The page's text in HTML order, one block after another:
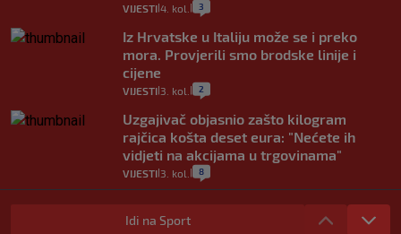
VIJESTI 4. kol. 3
Iz Hrvatske u Italiju može se i preko
mora. Provjerili smo brodske linije i
cijene
VIJESTI 3. kol. 2
Uzgajivač objasnio zašto kilogram
rajčica košta deset eura: "Nećete ih
vidjeti na akcijama u trgovinama"
VIJESTI 3. kol. 8
Selidba je jedno od stresnijih iskustava.
Evo aktualnih cijena i nekoliko savjeta
Idi na Sport